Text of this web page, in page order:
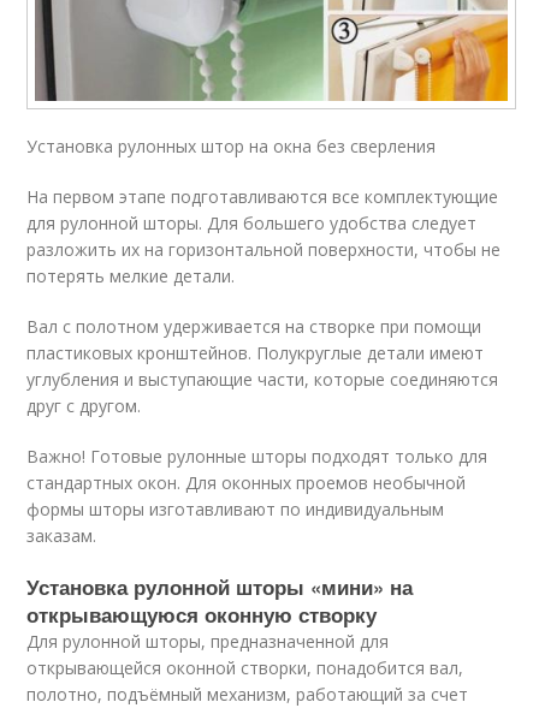
Установка рулонных штор на окна без сверления
На первом этапе подготавливаются все комплектующие
для рулонной шторы. Для большего удобства следует
разложить их на горизонтальной поверхности, чтобы не
потерять мелкие детали.
Вал с полотном удерживается на створке при помощи
пластиковых кронштейнов. Полукруглые детали имеют
углубления и выступающие части, которые соединяются
друг с другом.
Важно! Готовые рулонные шторы подходят только для
стандартных окон. Для оконных проемов необычной
формы шторы изготавливают по индивидуальным
заказам.
Установка рулонной шторы «мини» на
открывающуюся оконную створку
Для рулонной шторы, предназначенной для
открывающейся оконной створки, понадобится вал,
полотно, подъёмный механизм, работающий за счет